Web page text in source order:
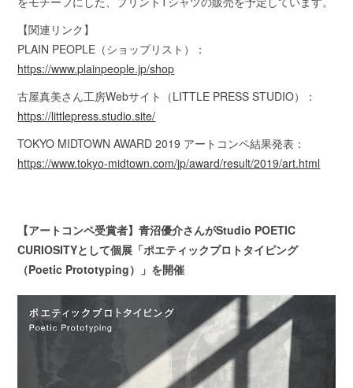
【関連リンク】
PLAIN PEOPLE（ショップリスト）：
https://www.plainpeople.jp/shop
古屋真美さん工房Webサイト（LITTLE PRESS STUDIO）：
https://littlepress.studio.site/
TOKYO MIDTOWN AWARD 2019 アートコンペ結果発表：
https://www.tokyo-midtown.com/jp/award/result/2019/art.html
【アートコンペ受賞者】青沼優介さんがStudio POETIC
CURIOSITYとして個展「ポエティックプロトタイピング
（Poetic Prototyping）」を開催